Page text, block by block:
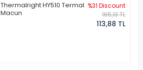
Thermalright HY510 Termal
Macun
%31 Discount
165,13 TL
113,88 TL